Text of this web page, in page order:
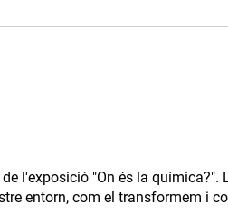
l'exposició "On és la química?".
entorn, com el transformem i